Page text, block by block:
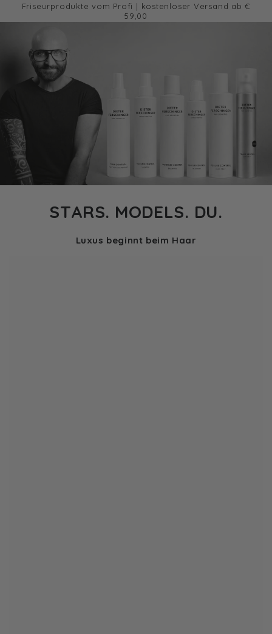
ZUM INHALT
Friseurprodukte vom Profi | kostenloser Versand ab €
59,00
STARS. MODELS. DU.
Luxus beginnt beim Haar